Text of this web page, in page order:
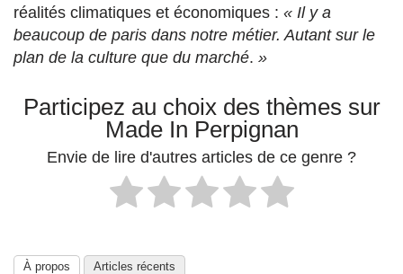
réalités climatiques et économiques : « Il y a
beaucoup de paris dans notre métier. Autant sur le
plan de la culture que du marché. »
Participez au choix des thèmes sur
Made In Perpignan
Envie de lire d'autres articles de ce genre ?
À propos Articles récents